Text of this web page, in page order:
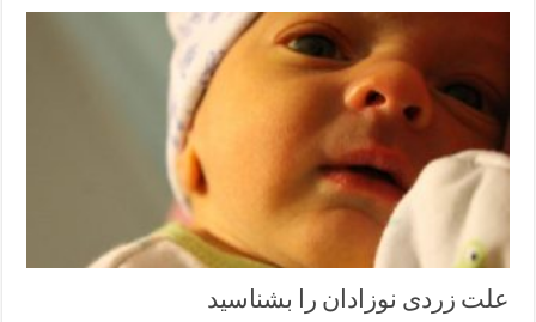
علت زردی نوزادان را بشناسید